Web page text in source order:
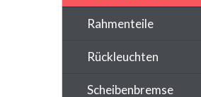
Rahmenteile
Rückleuchten
Scheibenbremse